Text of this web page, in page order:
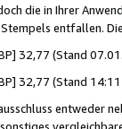
die in Ihrer
entfallen.
32,77 (Stand
32,77 (Stand
entweder